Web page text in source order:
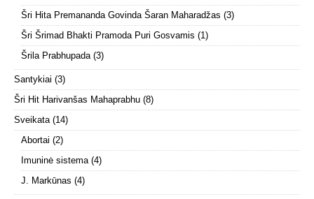
Šri Hita Premananda Govinda Šaran Maharadžas (3)
Šri Šrimad Bhakti Pramoda Puri Gosvamis (1)
Šrila Prabhupada (3)
Santykiai (3)
Šri Hit Harivanšas Mahaprabhu (8)
Sveikata (14)
Abortai (2)
Imuninė sistema (4)
J. Markūnas (4)